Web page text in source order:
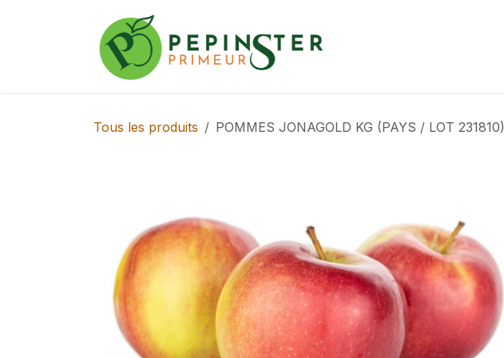
Tous les produits POMMES JONAGOLD KG (PAYS / LOT 231810)